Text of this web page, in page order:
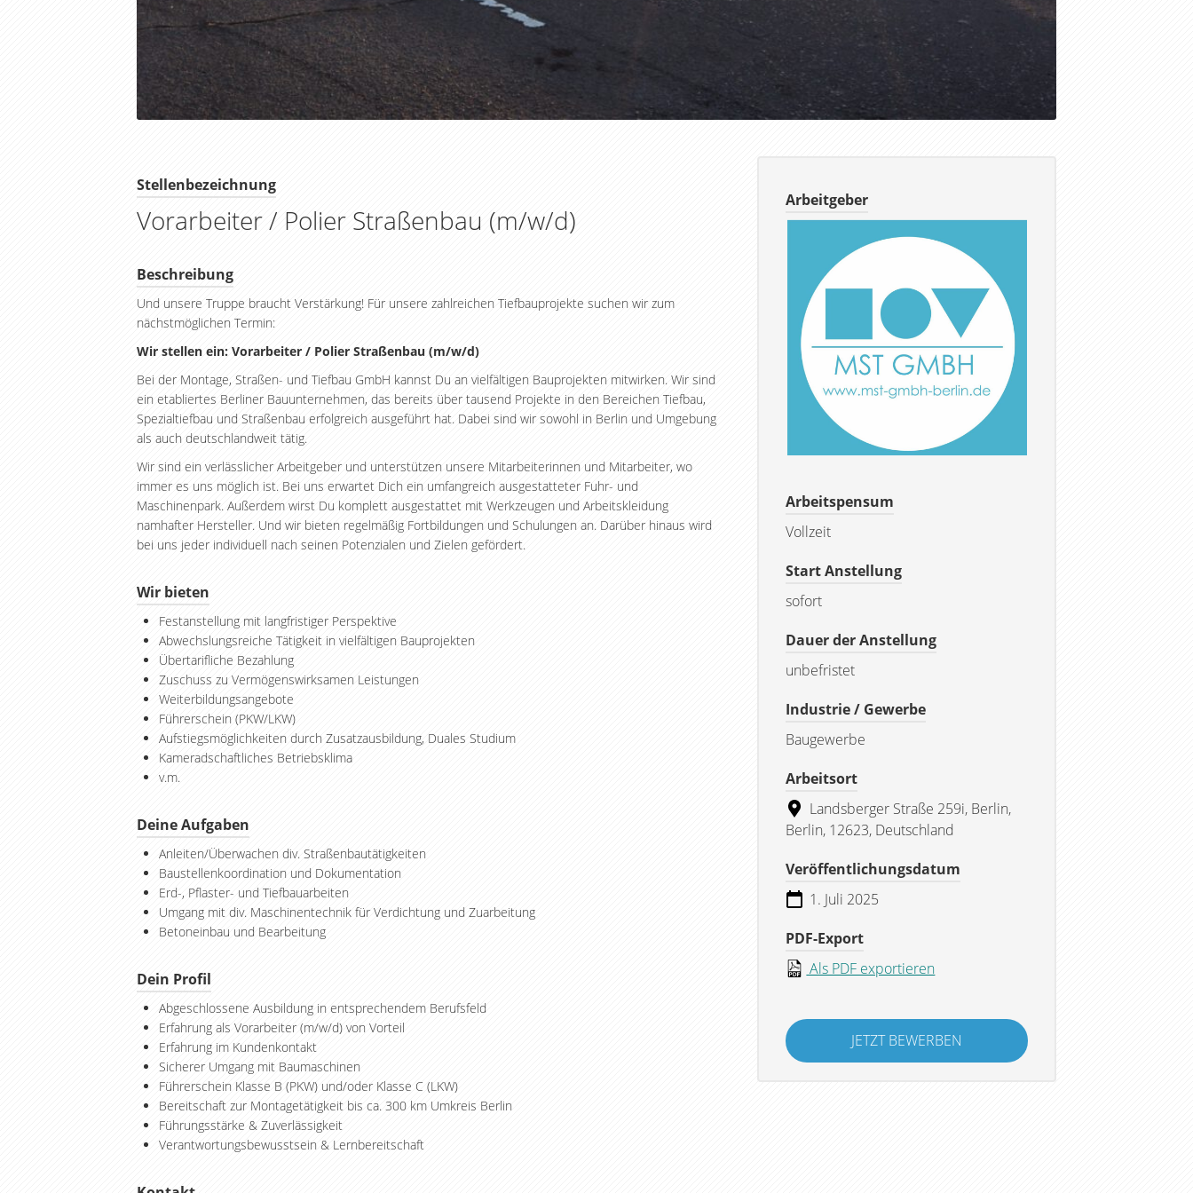
Stellenbezeichnung
Vorarbeiter / Polier Straßenbau (m/w/d)
Beschreibung
Und unsere Truppe braucht Verstärkung! Für unsere zahlreichen Tiefbauprojekte suchen wir zum
nächstmöglichen Termin:
Wir stellen ein: Vorarbeiter / Polier Straßenbau (m/w/d)
Bei der Montage, Straßen- und Tiefbau GmbH kannst Du an vielfältigen Bauprojekten mitwirken. Wir sind
ein etabliertes Berliner Bauunternehmen, das bereits über tausend Projekte in den Bereichen Tiefbau,
Spezialtiefbau und Straßenbau erfolgreich ausgeführt hat. Dabei sind wir sowohl in Berlin und Umgebung
als auch deutschlandweit tätig.
Wir sind ein verlässlicher Arbeitgeber und unterstützen unsere Mitarbeiterinnen und Mitarbeiter, wo
immer es uns möglich ist. Bei uns erwartet Dich ein umfangreich ausgestatteter Fuhr- und
Maschinenpark. Außerdem wirst Du komplett ausgestattet mit Werkzeugen und Arbeitskleidung
namhafter Hersteller. Und wir bieten regelmäßig Fortbildungen und Schulungen an. Darüber hinaus wird
bei uns jeder individuell nach seinen Potenzialen und Zielen gefördert.
Wir bieten
Festanstellung mit langfristiger Perspektive
Abwechslungsreiche Tätigkeit in vielfältigen Bauprojekten
Übertarifliche Bezahlung
Zuschuss zu Vermögenswirksamen Leistungen
Weiterbildungsangebote
Führerschein (PKW/LKW)
Aufstiegsmöglichkeiten durch Zusatzausbildung, Duales Studium
Kameradschaftliches Betriebsklima
v.m.
Deine Aufgaben
Anleiten/Überwachen div. Straßenbautätigkeiten
Baustellenkoordination und Dokumentation
Erd-, Pflaster- und Tiefbauarbeiten
Umgang mit div. Maschinentechnik für Verdichtung und Zuarbeitung
Betoneinbau und Bearbeitung
Dein Profil
Abgeschlossene Ausbildung in entsprechendem Berufsfeld
Erfahrung als Vorarbeiter (m/w/d) von Vorteil
Erfahrung im Kundenkontakt
Sicherer Umgang mit Baumaschinen
Führerschein Klasse B (PKW) und/oder Klasse C (LKW)
Bereitschaft zur Montagetätigkeit bis ca. 300 km Umkreis Berlin
Führungsstärke & Zuverlässigkeit
Verantwortungsbewusstsein & Lernbereitschaft
Arbeitgeber
Arbeitspensum
Vollzeit
Start Anstellung
sofort
Dauer der Anstellung
unbefristet
Industrie / Gewerbe
Baugewerbe
Arbeitsort
Landsberger Straße 259i, Berlin,
Berlin, 12623, Deutschland
Veröffentlichungsdatum
1. Juli 2025
PDF-Export
Als PDF exportieren
JETZT BEWERBEN